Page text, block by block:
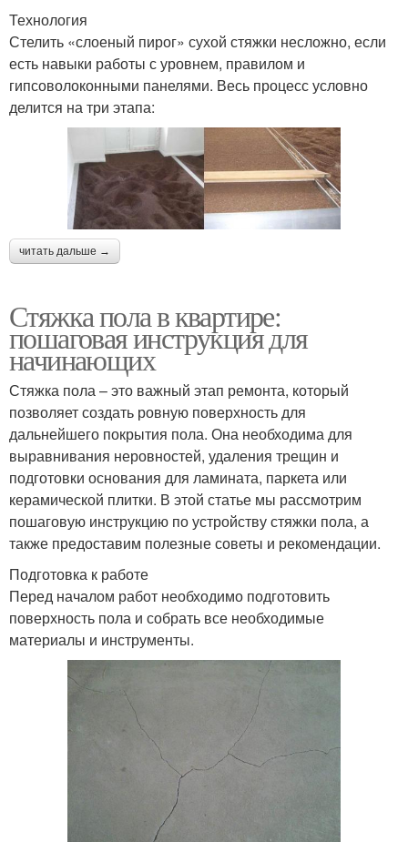
Технология
Стелить «слоеный пирог» сухой стяжки несложно, если
есть навыки работы с уровнем, правилом и
гипсоволоконными панелями. Весь процесс условно
делится на три этапа:
читать дальше →
Стяжка пола в квартире:
пошаговая инструкция для
начинающих
Стяжка пола – это важный этап ремонта, который
позволяет создать ровную поверхность для
дальнейшего покрытия пола. Она необходима для
выравнивания неровностей, удаления трещин и
подготовки основания для ламината, паркета или
керамической плитки. В этой статье мы рассмотрим
пошаговую инструкцию по устройству стяжки пола, а
также предоставим полезные советы и рекомендации.
Подготовка к работе
Перед началом работ необходимо подготовить
поверхность пола и собрать все необходимые
материалы и инструменты.